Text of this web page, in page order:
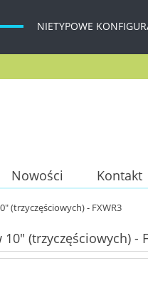
NIETYPOWE
Nowości Kontakt
(trzyczęściowych) - FXWR3
(trzyczęściowych) -